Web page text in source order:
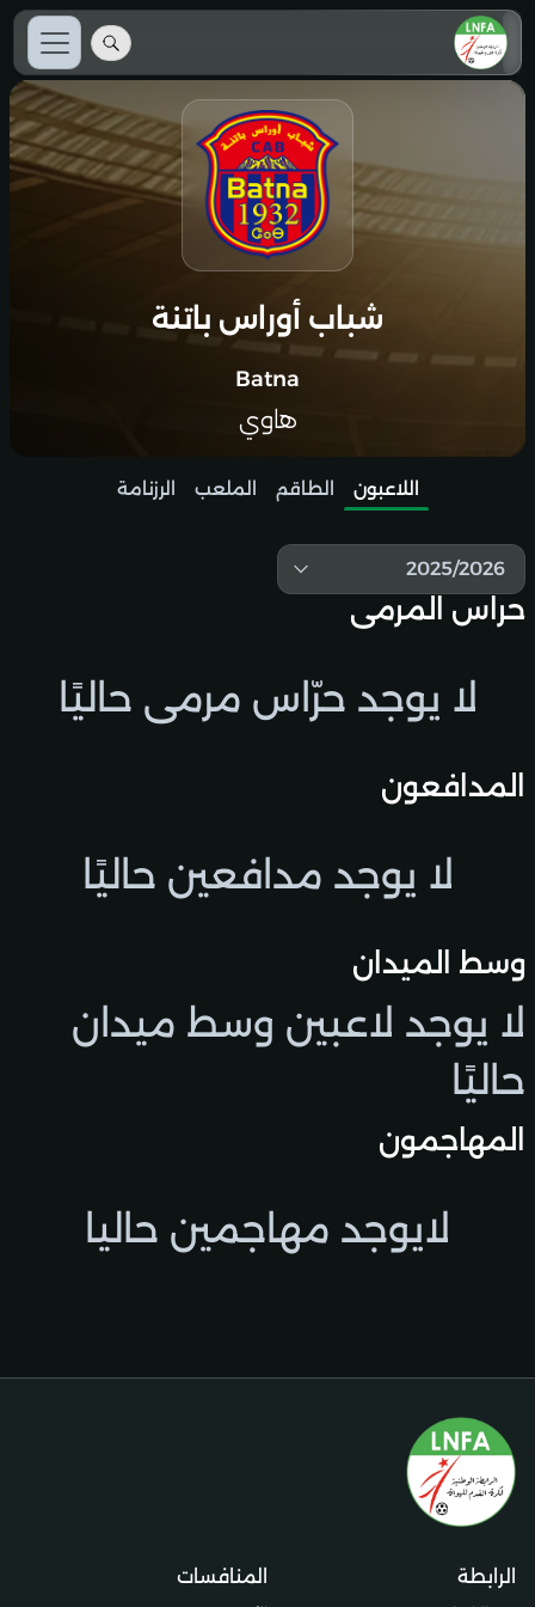
شباب أوراس باتنة
Batna
هاوي
اللاعبون الطاقم الملعب الرزنامة
2025/2026
حراس المرمى
لا يوجد حرّاس مرمى حاليًا
المدافعون
لا يوجد مدافعين حاليًا
وسط الميدان
لا يوجد لاعبين وسط ميدان
حاليًا
المهاجمون
لايوجد مهاجمين حاليا
الرابطة المنافسات